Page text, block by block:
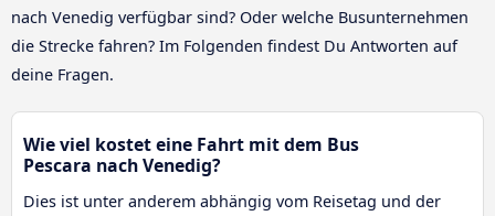
nach Venedig verfügbar sind? Oder welche Busunternehmen
die Strecke fahren? Im Folgenden findest Du Antworten auf
deine Fragen.
Wie viel kostet eine Fahrt mit dem Bus
Pescara nach Venedig?
Dies ist unter anderem abhängig vom Reisetag und der